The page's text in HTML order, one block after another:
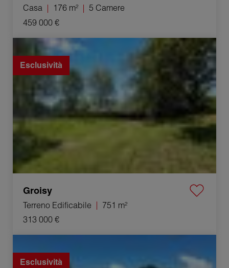
Casa 176 m²
5 Camere
459 000 €
Vendita Terreno edificabile Groisy 751 m²
Esclusività
Groisy
Terreno Edificabile
751 m²
313 000 €
908 m²
Esclusività